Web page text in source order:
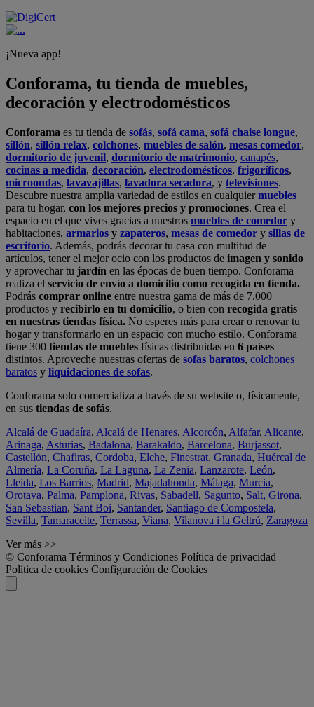
¡Nueva app!
Conforama, tu tienda de muebles,
decoración y electrodomésticos
Conforama es tu tienda de sofás, sofá cama, sofá chaise longue,
sillón, sillón relax, colchones, muebles de salón, mesas comedor,
dormitorio de juvenil, dormitorio de matrimonio, canapés,
cocinas a medida, decoración, electrodomésticos, frigoríficos,
microondas, lavavajillas, lavadora secadora, y televisiones.
Descubre nuestra amplia variedad de estilos en cualquiermuebles
para tu hogar, con los mejores precios y promociones. Crea el
espacio en el que vives gracias a nuestros muebles de comedor y
habitaciones, armarios y zapateros, mesas de comedor y sillas de
escritorio. Además, podrás decorar tu casa con multitud de
artículos, tener el mejor ocio con los productos de imagen y sonido
y aprovechar tu jardín en las épocas de buen tiempo. Conforama
realiza el servicio de envío a domicilio como recogida en tienda.
Podrás comprar online entre nuestra gama de más de 7.000
productos y recibirlo en tu domicilio, o bien con recogida gratis
en nuestras tiendas física. No esperes más para crear o renovar tu
hogar y transformarlo en un espacio con mucho estilo. Conforama
tiene 300 tiendas de muebles físicas distribuidas en 6 países
distintos. Aproveche nuestras ofertas de sofas baratos, colchones
baratos y liquidaciones de sofas.
Conforama solo comercializa a través de su website o, físicamente,
en sus tiendas de sofás.
Alcalá de Guadaíra, Alcalá de Henares, Alcorcón, Alfafar, Alicante,
Arinaga, Asturias, Badalona, Barakaldo, Barcelona, Burjassot,
Castellón, Chafiras, Cordoba, Elche, Finestrat, Granada, Huércal de
Almería, La Coruña, La Laguna, La Zenia, Lanzarote, León,
Lleida, Los Barrios, Madrid, Majadahonda, Málaga, Murcia,
Orotava, Palma, Pamplona, Rivas, Sabadell, Sagunto, Salt, Girona,
San Sebastian, Sant Boi, Santander, Santiago de Compostela,
Sevilla, Tamaraceite, Terrassa, Viana, Vilanova i la Geltrú, Zaragoza
Ver más >>
© Conforama Términos y Condiciones Política de privacidad
Política de cookies Configuración de Cookies